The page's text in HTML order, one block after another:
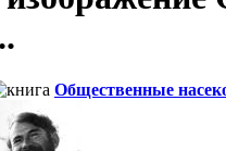
Общественные